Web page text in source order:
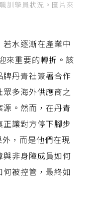
訓學員狀況。圖片來
水逐漸在產業中
來重要的轉折。該
丹青社簽署合作
多海外供應商之
。然而，在丹青
讓對方停下腳步
，而是他們在現
非身障成員如何
被控管，最終如